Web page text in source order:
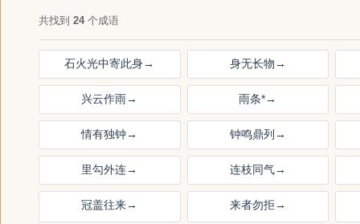
共找到 24个成语
石火光中寄此身→ 身无长物→
兴云作雨→ 雨条*→
情有独钟→ 钟鸣鼎列 →
里勾外连→ 连枝同气→
冠盖往来→ 来者勿拒→